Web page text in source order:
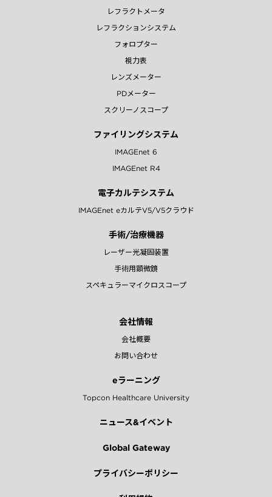
レフラクトメータ
レフラクションシステム
フォロプター
視力表
レンズメーター
PDメーター
スクリーノスコープ
ファイリングシステム
IMAGEnet 6
IMAGEnet R4
電子カルテシステム
IMAGEnet eカルテV5/V5クラウド
手術/治療機器
レーザー光凝固装置
手術用顕微鏡
スペキュラーマイクロスコープ
会社情報
会社概要
お問い合わせ
eラーニング
Topcon Healthcare University
ニュース&イベント
Global Gateway
プライバシーポリシー